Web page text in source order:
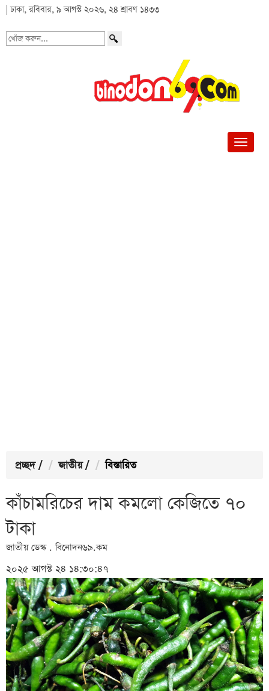
| ঢাকা, রবিবার, ৯ আগস্ট ২০২৬, ২৪ শ্রাবণ ১৪৩৩
খোঁজ
প্রচ্ছদ / জাতীয় / বিস্তারিত
কাঁচামরিচের দাম কমলো কেজিতে ৭০
টাকা
জাতীয় ডেস্ক . বিনোদন৬৯.কম
২০২৫ আগস্ট ২৪ ১৪:৩০:৪৭